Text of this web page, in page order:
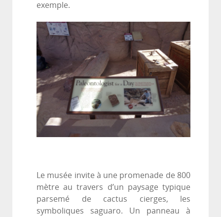
exemple.
Le musée invite à une promenade de 800
mètre au travers d’un paysage typique
parsemé de cactus cierges, les
symboliques saguaro. Un panneau à